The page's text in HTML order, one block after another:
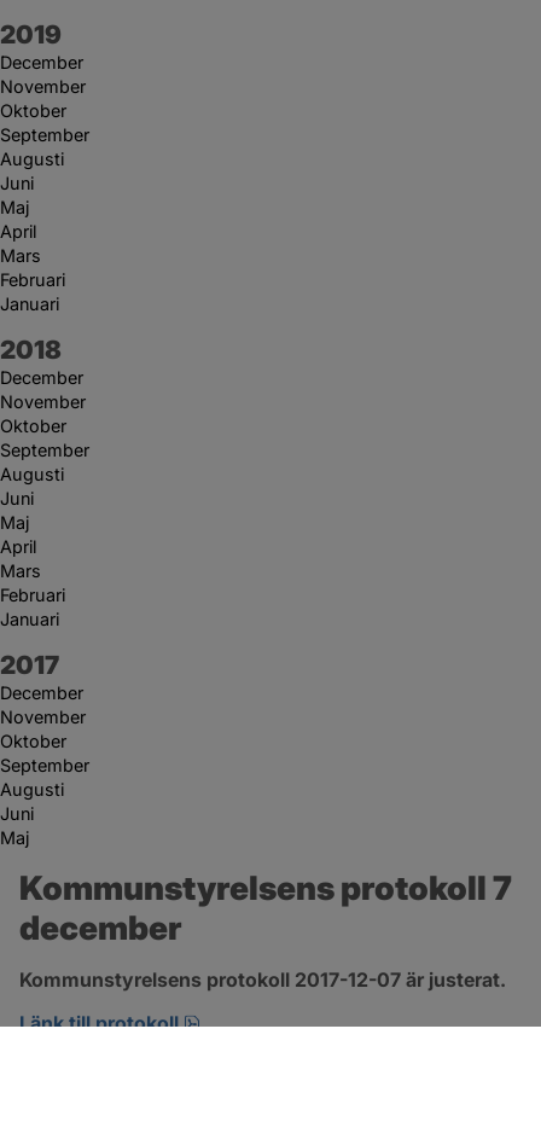
År:
2019
December
November
Oktober
September
Augusti
Juni
Maj
April
Mars
Februari
Januari
År:
2018
December
November
Oktober
September
Augusti
Juni
Maj
April
Mars
Februari
Januari
År:
2017
December
November
Oktober
September
Augusti
Juni
Maj
Kommunstyrelsens protokoll 7
december
Kommunstyrelsens protokoll 2017-12-07 är justerat.
Länk till protokoll
pdf, 123.1 kB, öppnas i nytt fönster.